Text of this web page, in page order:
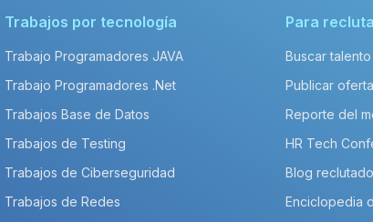
Trabajos por tecnología
Trabajo Programadores JAVA
Trabajo Programadores .Net
Trabajos Base de Datos
Trabajos de Testing
Trabajos de Ciberseguridad
Trabajos de Redes
Para
Buscar
Publicar
Reporte del
HR Tech
Blog
Enciclopedia